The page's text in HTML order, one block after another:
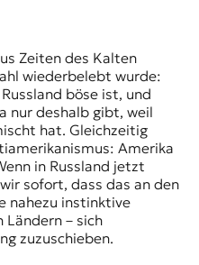
Zeiten des Kalten
wiederbelebt wurde:
böse ist, und
nur deshalb gibt, weil
hat. Gleichzeitig
Amerika
in Russland jetzt
sofort, dass das an den
nahezu instinktive
Ländern – sich
zuzuschieben.